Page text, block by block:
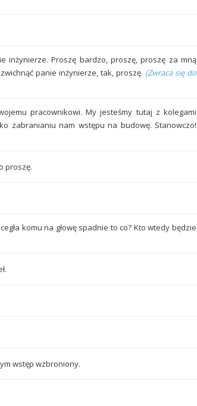
inżynierze. Proszę bardzo, proszę, proszę za mną
panie inżynierze, tak, proszę. (Zwraca się do
pracownikowi. My jesteśmy tutaj z kolegami
zabranianiu nam wstępu na budowę. Stanowczo!
proszę.
komu na głowę spadnie to co? Kto wtedy będzie
wstęp wzbroniony.